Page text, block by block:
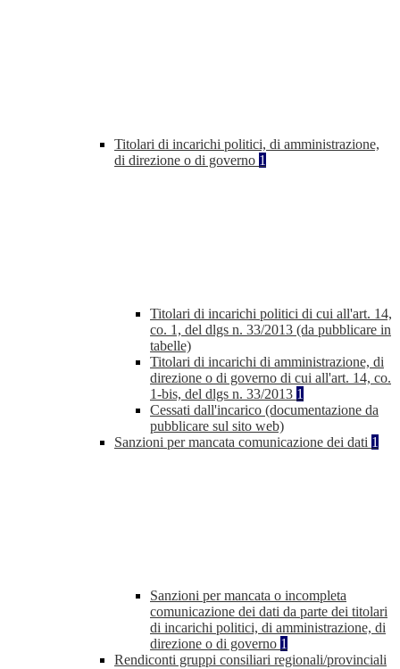
Titolari di incarichi politici, di amministrazione,
di direzione o di governo 1
Titolari di incarichi politici di cui all'art. 14,
co. 1, del dlgs n. 33/2013 (da pubblicare in
tabelle)
Titolari di incarichi di amministrazione, di
direzione o di governo di cui all'art. 14, co.
1-bis, del dlgs n. 33/2013 1
Cessati dall'incarico (documentazione da
pubblicare sul sito web)
Sanzioni per mancata comunicazione dei dati 1
Sanzioni per mancata o incompleta
comunicazione dei dati da parte dei titolari
di incarichi politici, di amministrazione, di
direzione o di governo 1
Rendiconti gruppi consiliari regionali/provinciali